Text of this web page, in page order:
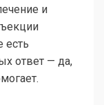
и
есть
ответ — да,